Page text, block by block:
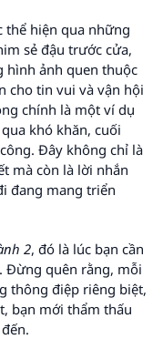
thể hiện qua những
sẻ đậu trước cửa,
hình ảnh quen thuộc
cho tin vui và vận hội
chính là một ví dụ
khó khăn, cuối
Đây không chỉ là
mà còn là lời nhắn
đang mang triển
2, đó là lúc bạn cần
Đừng quên rằng, mỗi
thông điệp riêng biệt,
bạn mới thẩm thấu